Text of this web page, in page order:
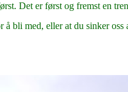
Det er først og fremst en
bli med, eller at du sinker oss